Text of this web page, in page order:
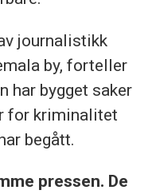
journalistikk
by, forteller
har bygget saker
for kriminalitet
begått.
pressen. De